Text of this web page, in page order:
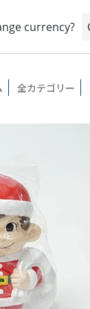
全カテゴリー